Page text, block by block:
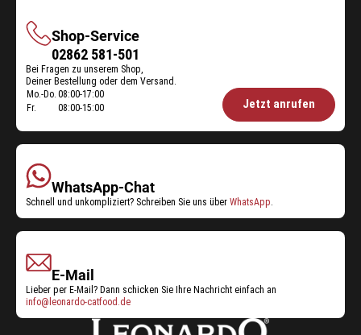
Shop-Service
Shop-
Service
02862 581-501
Bei Fragen zu unserem Shop,
Deiner Bestellung oder dem Versand.
Öffnungszeiten
Mo.-Do. 08:00-17:00
Fr.
08:00-15:00 Jetzt anrufen
WhatsApp-Chat
Schnell und unkompliziert? Schreiben Sie uns über WhatsApp.
E-Mail
Lieber per E-Mail? Dann schicken Sie Ihre Nachricht einfach an
info@leonardo-catfood.de